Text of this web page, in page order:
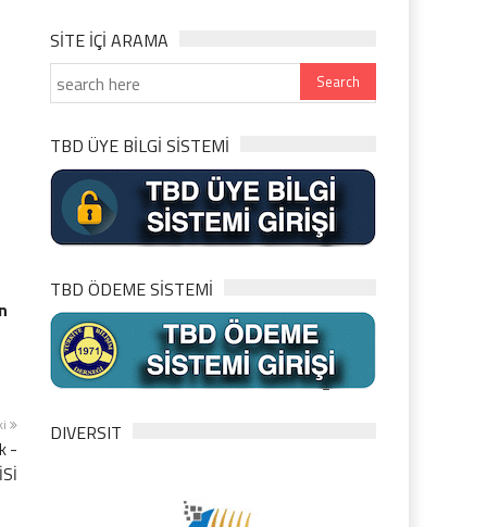
-
SITE IÇI ARAMA
TBD ÜYE BİLGİ SİSTEMİ
TBD ÖDEME SİSTEMİ
DIVERSIT